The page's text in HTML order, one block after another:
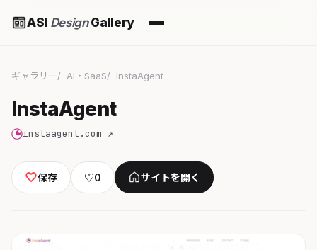
ASI DesignGallery
ギャラリー AI・SaaS InstaAgent
InstaAgent
instaagent.com ↗
保存 ♡0 サイトを開く